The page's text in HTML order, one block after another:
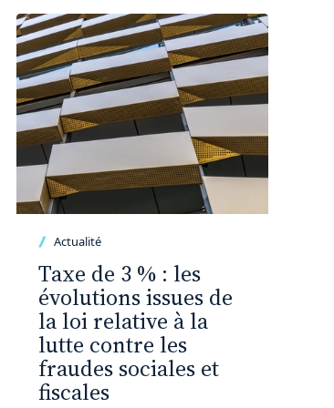
Actualité
Taxe de 3 % : les
évolutions issues de
la loi relative à la
lutte contre les
fraudes sociales et
fiscales